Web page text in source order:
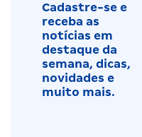
Cadastre-se e
receba as
notícias em
destaque da
semana, dicas,
novidades e
muito mais.